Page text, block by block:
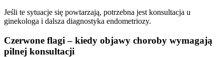
Jeśli te sytuacje się powtarzają, potrzebna jest konsultacja u
ginekologa i dalsza diagnostyka endometriozy.
Czerwone flagi – kiedy objawy choroby wymagają
pilnej konsultacji